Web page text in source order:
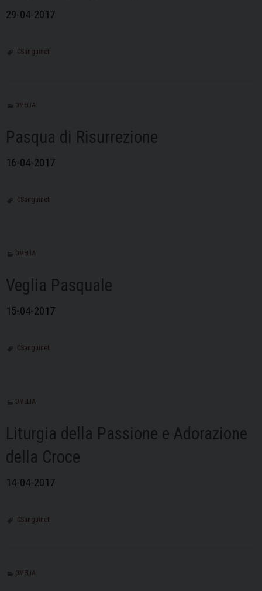
29-04-2017
CSanguineti
OMELIA
Pasqua di Risurrezione
16-04-2017
CSanguineti
OMELIA
Veglia Pasquale
15-04-2017
CSanguineti
OMELIA
Liturgia della Passione e Adorazione
della Croce
14-04-2017
CSanguineti
OMELIA